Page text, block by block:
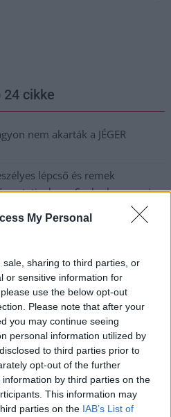
My Personal
sharing to third parties, or
or sensitive information for
use the below opt-out
Please note that after your
you may continue seeing
personal information utilized by
to third parties prior to
opt-out of the further
by third parties on the
This information may
parties on the IAB’s List of
24 cikke
nem akarták a JÉGER
lépcső és remek
mutatja, hogy Szolnok mennyire
és a gázolaj ára is
új köztársasági elnököt az
országban, köztük Karcagon
országban: Szolnokon klímát
a tüzeknél
– ilyen körülményekről
fel a Szolnok–Kecskemét